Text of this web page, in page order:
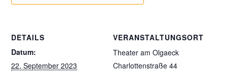
DETAILS
Datum:
22. September 2023
VERANSTALTUNGSORT
Theater am Olgaeck
Charlottenstraße 44